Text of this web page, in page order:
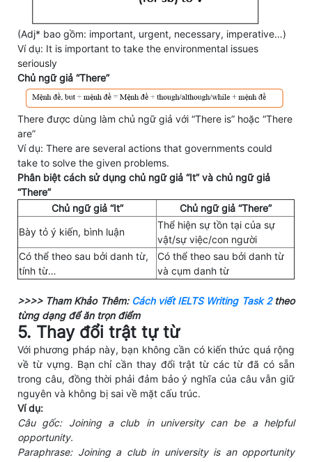
(Adj* bao gồm: important, urgent, necessary, imperative…)
Ví dụ: It is important to take the environmental issues
seriously
Chủ ngữ giả “There”
There được dùng làm chủ ngữ giả với “There is” hoặc “There
are”
Ví dụ: There are several actions that governments could
take to solve the given problems.
Phân biệt cách sử dụng chủ ngữ giả “It” và chủ ngữ giả
“There”
Chủ ngữ giả “It”
Chủ ngữ giả “There”
Bày tỏ ý kiến, bình luận
Thể hiện sự tồn tại của sự
vật/sự việc/con người
Có thể theo sau bởi danh từ,
tính từ…
Có thể theo sau bởi danh từ
và cụm danh từ
>>>> Tham Khảo Thêm: Cách viết IELTS Writing Task 2theo
từng dạng để ăn trọn điểm
5. Thay đổi trật tự từ
Với phương pháp này, bạn không cần có kiến thức quá rộng
về từ vựng. Bạn chỉ cần thay đổi trật từ các từ đã có sẵn
trong câu, đồng thời phải đảm bảo ý nghĩa của câu vẫn giữ
nguyên và không bị sai về mặt cấu trúc.
Ví dụ:
Câu gốc: Joining a club in university can be a helpful
opportunity.
Paraphrase: Joining a club in university is an opportunity